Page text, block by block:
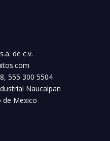
de c.v.
555 300 5504
Naucalpan
de Mexico